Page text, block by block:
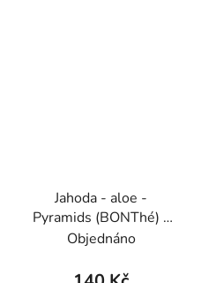
Jahoda - aloe -
Pyramids (BONThé) -
Oxalis
Objednáno